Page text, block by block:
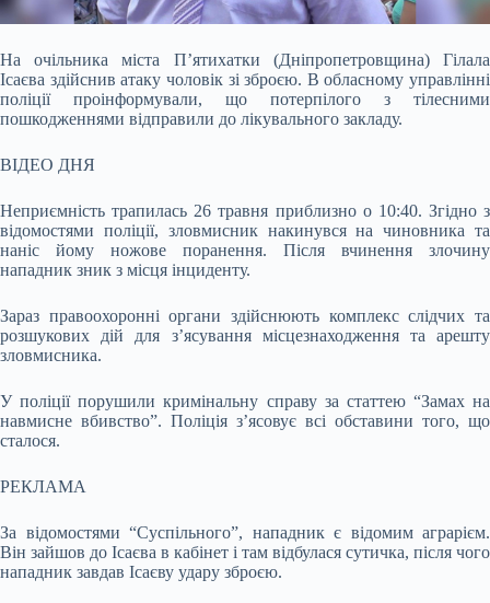
На очільника міста П’ятихатки (Дніпропетровщина) Гілала
Ісаєва здійснив атаку чоловік зі зброєю. В обласному управлінні
поліції проінформували, що потерпілого з тілесними
пошкодженнями відправили до лікувального закладу.
ВІДЕО ДНЯ
Неприємність трапилась 26 травня приблизно о 10:40. Згідно з
відомостями поліції, зловмисник накинувся на чиновника та
наніс йому ножове поранення. Після вчинення злочину
нападник зник з місця інциденту.
Зараз правоохоронні органи здійснюють комплекс слідчих та
розшукових дій для з’ясування місцезнаходження та арешту
зловмисника.
У поліції порушили кримінальну справу за статтею “Замах на
навмисне вбивство”. Поліція з’ясовує всі обставини того, що
сталося.
РЕКЛАМА
За відомостями “Суспільного”, нападник є відомим аграрієм.
Він зайшов до Ісаєва в кабінет і там відбулася сутичка, після чого
нападник завдав Ісаєву удару зброєю.